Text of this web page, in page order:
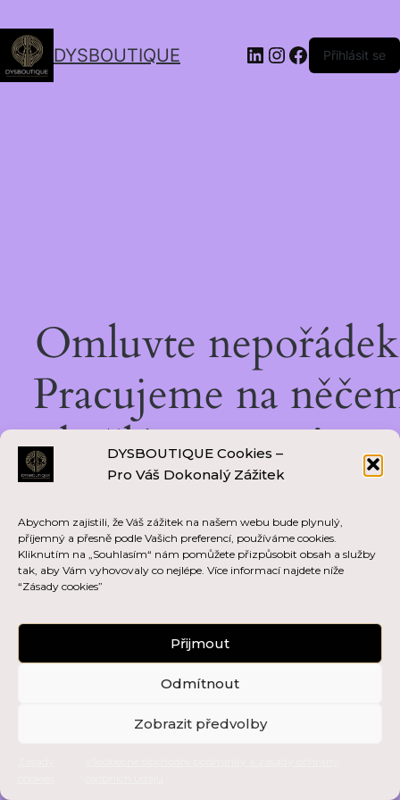
DYSBOUTIQUE Cookies –
Pro Váš Dokonalý Zážitek
Abychom zajistili, že Váš zážitek na našem webu bude plynulý,
příjemný a přesně podle Vašich preferencí, používáme cookies.
Kliknutím na „Souhlasím“ nám pomůžete přizpůsobit obsah a služby
tak, aby Vám vyhovovaly co nejlépe. Více informací najdete níže
“Zásady cookies”
Přijmout
Odmítnout
Zobrazit předvolby
DYSBOUTIQUE Přihlásit se
Omluvte
Pracujeme na
skvělém — vraťte se
brzy zpět!